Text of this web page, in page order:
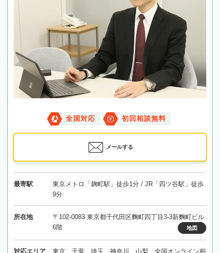
全国対応 初回相談無料
メールする
最寄駅
東京メトロ「麹町駅」徒歩1分 / JR「四ツ谷駅」徒歩
9分
所在地
〒102-0083 東京都千代田区麴町四丁目3-3新麴町ビル
6階
地図
対応エリア 東京、千葉、埼玉、神奈川、山梨、全国オンライン相